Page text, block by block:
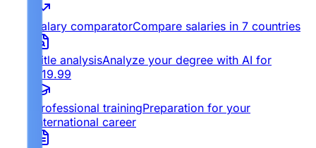
Salary comparatorCompare salaries in 7 countries
Title analysisAnalyze your degree with AI for
€19.99
Professional trainingPreparation for your
international career